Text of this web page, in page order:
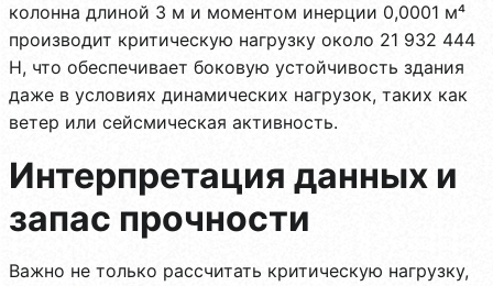
колонна длиной 3 м и моментом инерции 0,0001 м⁴
производит критическую нагрузку около 21 932 444
Н, что обеспечивает боковую устойчивость здания
даже в условиях динамических нагрузок, таких как
ветер или сейсмическая активность.
Интерпретация данных и
запас прочности
Важно не только рассчитать критическую нагрузку,